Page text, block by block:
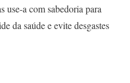
use-a com sabedoria para
da saúde e evite desgastes